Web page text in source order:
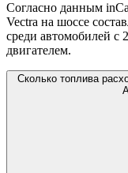
Согласно данным
Vectra на шоссе
среди автомобилей с
двигателем.
Сколько топлива